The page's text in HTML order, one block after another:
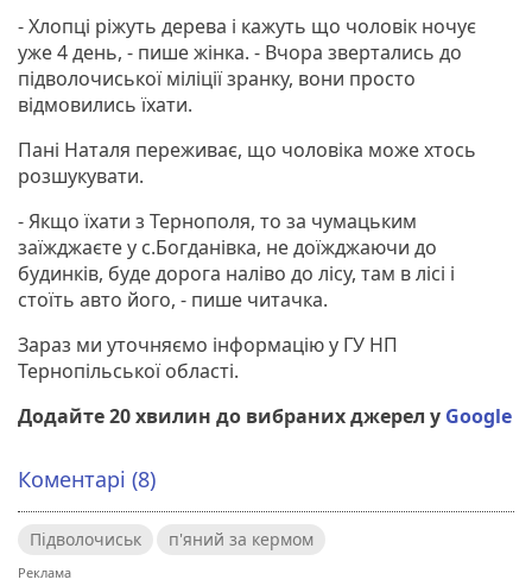
- Хлопці ріжуть дерева і кажуть що чоловік ночує
уже 4 день, - пише жінка. - Вчора звертались до
підволочиської міліції зранку, вони просто
відмовились їхати.
Пані Наталя переживає, що чоловіка може хтось
розшукувати.
- Якщо їхати з Тернополя, то за чумацьким
заїжджаєте у с.Богданівка, не доїжджаючи до
будинків, буде дорога наліво до лісу, там в лісі і
стоїть авто його, - пише читачка.
Зараз ми уточняємо інформацію у ГУ НП
Тернопільської області.
Додайте 20 хвилин до вибраних джерел у Google
Коментарі (8)
Підволочиськ п'яний за кермом